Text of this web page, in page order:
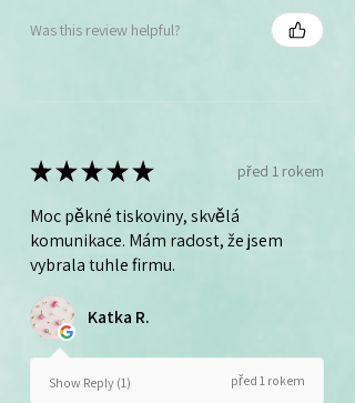
Was this review helpful?
★★★★★ před 1 rokem
Moc pěkné tiskoviny, skvělá
komunikace. Mám radost, že jsem
vybrala tuhle firmu.
Katka R.
Show Reply (1) před 1 rokem